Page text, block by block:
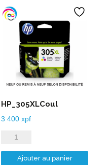
HP_305XLCoul
3 400xpf
quantité
de
HP_305XLCoul
Ajouter au panier